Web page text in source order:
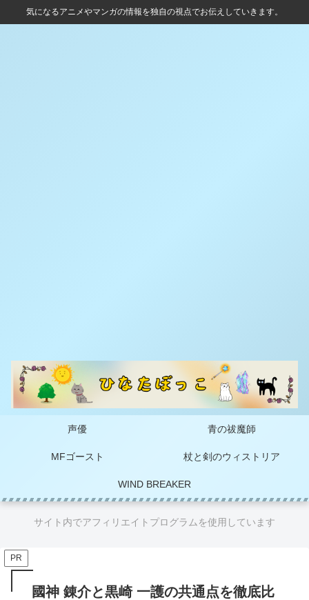
気になるアニメやマンガの情報を独自の視点でお伝えしていきます。
声優 青の祓魔師
MFゴースト 杖と剣のウィストリア
WIND BREAKER
サイト内でアフィリエイトプログラムを使用しています
PR
國神 錬介と黒崎 一護の共通点を徹底比